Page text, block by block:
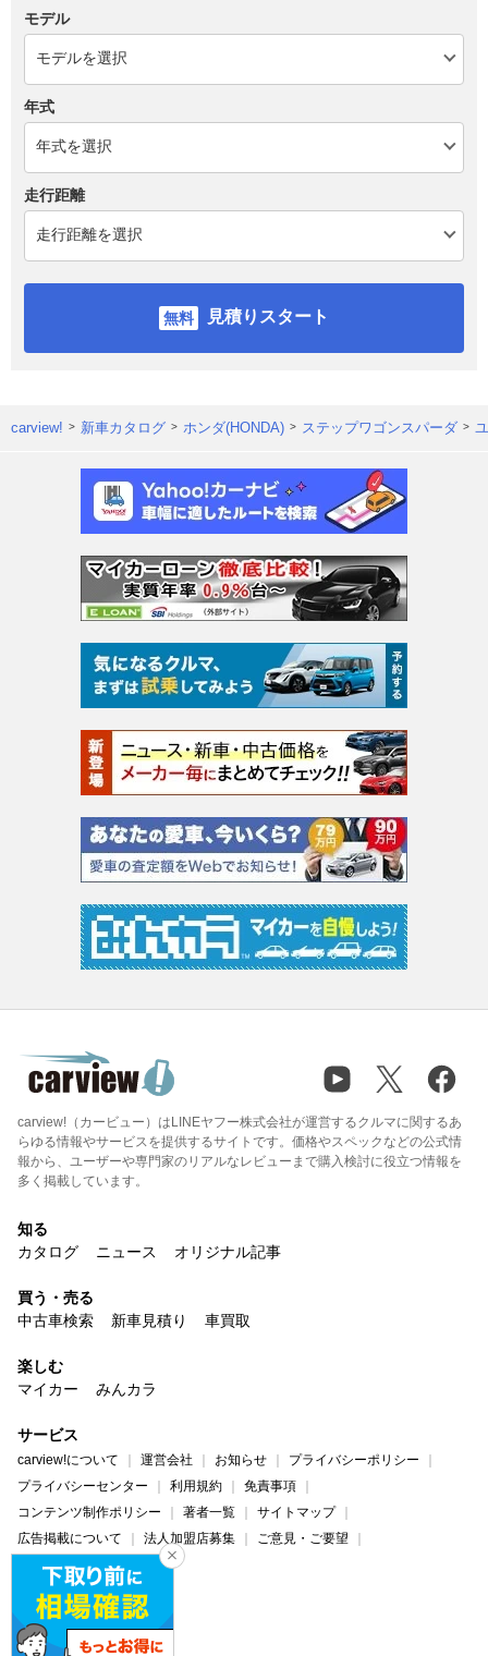
モデル
年式
走行距離
見積りスタート
carview! 新車カタログ ホンダ(HONDA) ステップワゴンスパーダ
carview!（カービュー）はLINEヤフー株式会社が運営するクルマに関するあ
らゆる情報やサービスを提供するサイトです。価格やスペックなどの公式情
報から、ユーザーや専門家のリアルなレビューまで購入検討に役立つ情報を
多く掲載しています。
知る
カタログ
ニュース オリジナル記事
買う・売る
中古車検索
新車見積り 車買取
楽しむ
マイカー
みんカラ
サービス
carview!について 運営会社 お知らせ
プライバシーポリシー
プライバシーセンター
利用規約
免責事項
コンテンツ制作ポリシー
著者一覧
サイトマップ
広告掲載について
法人加盟店募集
ご意見・ご要望
ヘルプ・お問い合わせ
carview! Yahoo! JAPAN